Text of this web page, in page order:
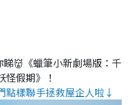
睇👹《蠟筆小新劇場版：千
怪假期》！
點樣聯手拯救屋企人啦↓